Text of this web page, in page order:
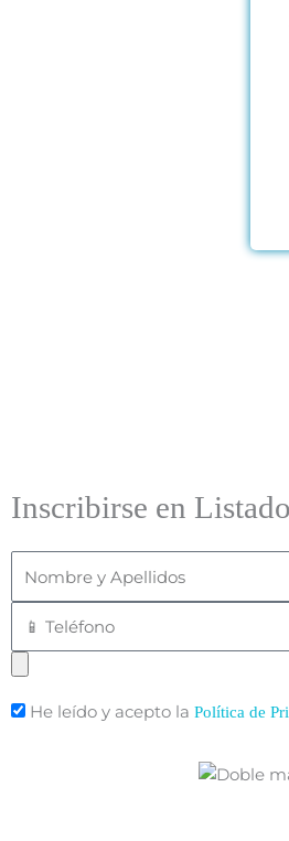
Inscribirse en
Apellidos
He leído y acepto la Política de